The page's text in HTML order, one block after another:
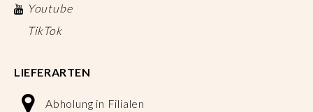
Youtube
TikTok
LIEFERARTEN
Abholung in Filialen